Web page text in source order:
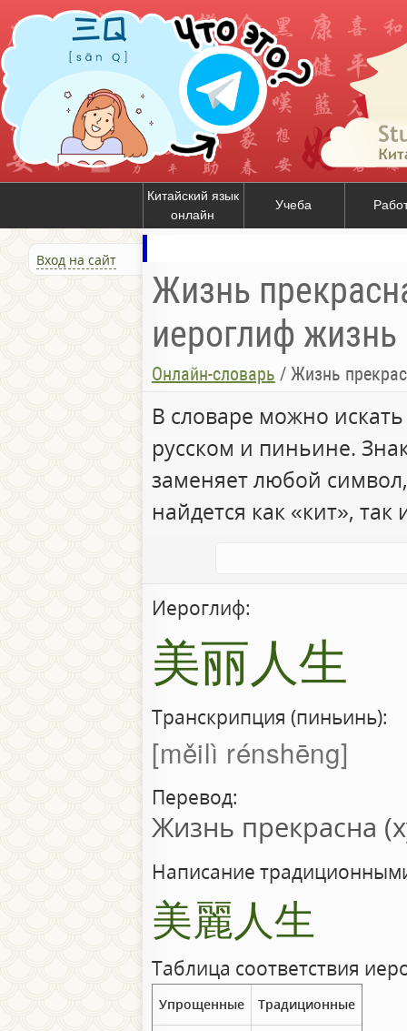
Китайский язык
онлайн
Учеба
Вход на сайт
Жизнь
иероглиф
Онлайн-словарь / Жизнь
В словаре можно
русском и пиньине.
заменяет любой
найдется как «кит», так
Иероглиф:
美丽人生
Транскрипция (пиньинь):
měilì rénshēng
Перевод:
Жизнь прекрасна
Написание
美麗人生
Таблица соответствия
Упрощенные Традиционные